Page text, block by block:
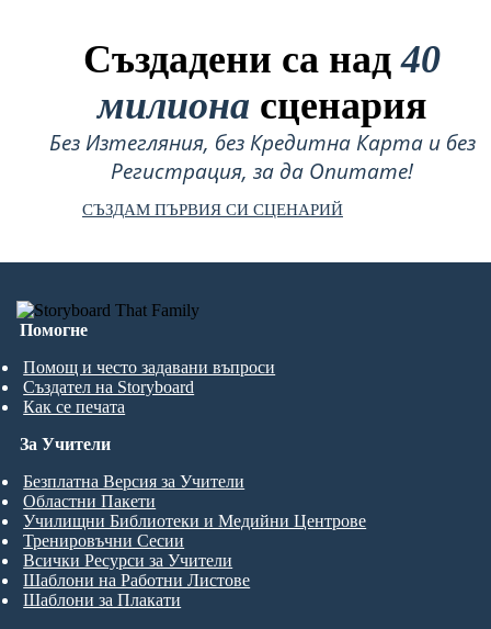
Създадени са над40
милиона сценария
Без Изтегляния, без Кредитна Карта и без
Регистрация, за да Опитате!
СЪЗДАМ ПЪРВИЯ СИ СЦЕНАРИЙ
Помогне
Помощ и често задавани въпроси
Създател на Storyboard
Как се печата
За Учители
Безплатна Версия за Учители
Областни Пакети
Училищни Библиотеки и Медийни Центрове
Тренировъчни Сесии
Всички Ресурси за Учители
Шаблони на Работни Листове
Шаблони за Плакати